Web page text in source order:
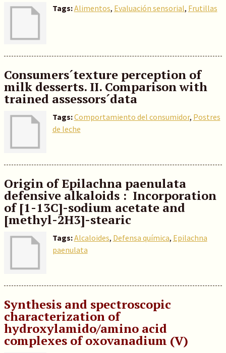
Tags:Alimentos, Evaluación sensorial, Frutillas
Consumers´texture perception of
milk desserts. II. Comparison with
trained assessors´data
Tags:Comportamiento del consumidor, Postres
de leche
Origin of Epilachna paenulata
defensive alkaloids : Incorporation
of [1-13C]-sodium acetate and
[methyl-2H3]-stearic
Tags:Alcaloides, Defensa química, Epilachna
paenulata
Synthesis and spectroscopic
characterization of
hydroxylamido/amino acid
complexes of oxovanadium (V)